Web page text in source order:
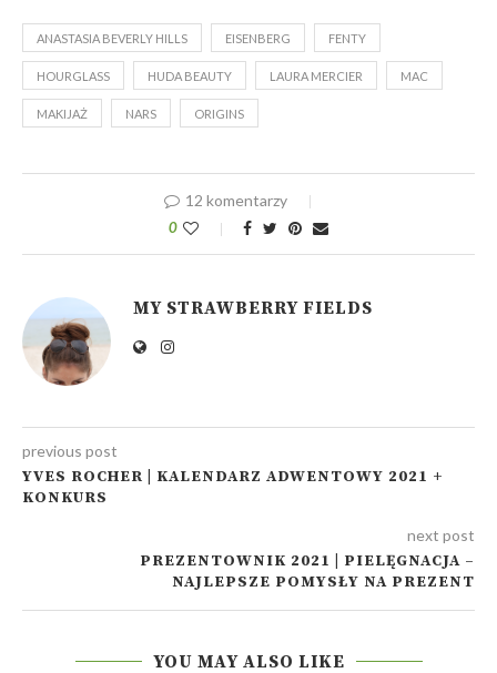
ANASTASIA BEVERLY HILLS EISENBERG FENTY
HOURGLASS HUDA BEAUTY LAURA MERCIER MAC
MAKIJAŻ NARS ORIGINS
12 komentarzy
0
MY STRAWBERRY FIELDS
previous post
YVES ROCHER | KALENDARZ ADWENTOWY 2021 +
KONKURS
next post
PREZENTOWNIK 2021 | PIELĘGNACJA –
NAJLEPSZE POMYSŁY NA PREZENT
YOU MAY ALSO LIKE